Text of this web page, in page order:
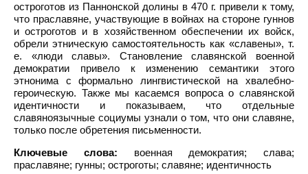
остроготов из Паннонской долины в 470 г. привели к тому,
что праславяне, участвующие в войнах на стороне гуннов
и остроготов и в хозяйственном обеспечении их войск,
обрели этническую самостоятельность как «славены», т.
е. «люди славы». Становление славянской военной
демократии привело к изменению семантики этого
этнонима с формально лингвистической на хвалебно-
героическую. Также мы касаемся вопроса о славянской
идентичности и показываем, что отдельные
славяноязычные социумы узнали о том, что они славяне,
только после обретения письменности.
Ключевые слова: военная демократия; слава;
праславяне; гунны; остроготы; славяне; идентичность